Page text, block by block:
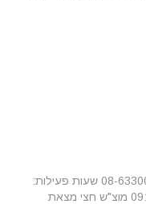
כתובת: חטיבת גולני 40, אילת טלפון:08-6330093 שעות פעילות:
א'-ה' 09:00-21:00 ו' וערבי חג 09:00-14:00 מוצ"ש חצי מצאת